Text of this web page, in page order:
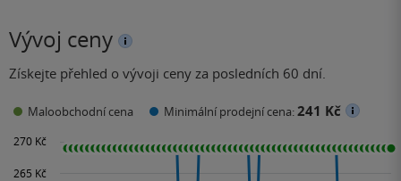
Vývoj ceny
Získejte přehled o vývoji ceny za posledních 60 dní.
Maloobchodní cena Minimální prodejní cena:241 Kč